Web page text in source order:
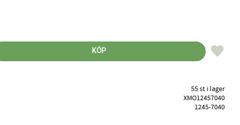
KÖP Lägg till
55 st i lager
XMO12457040
1245-7040